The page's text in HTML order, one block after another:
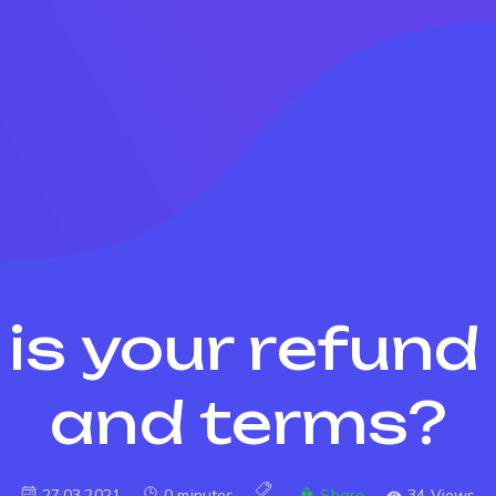
your
and terms?